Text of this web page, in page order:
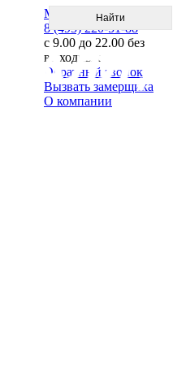
Меню
8 (495) 220-51-88
с 9.00 до 22.00 без
выходных
Обратный звонок
Вызвать замерщика
О компании